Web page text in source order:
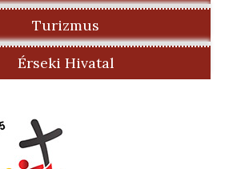
Turizmus
Érseki Hivatal